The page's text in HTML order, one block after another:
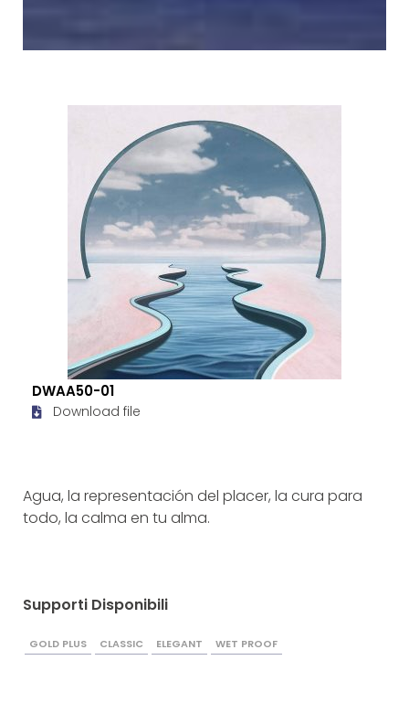
DWAA50-01
Download file
Agua, la representación del placer, la cura para
todo, la calma en tu alma.
Supporti Disponibili
GOLD PLUS CLASSIC ELEGANT WET PROOF